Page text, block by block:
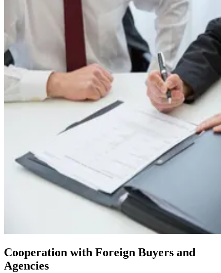
Cooperation with Foreign Buyers and
Agencies